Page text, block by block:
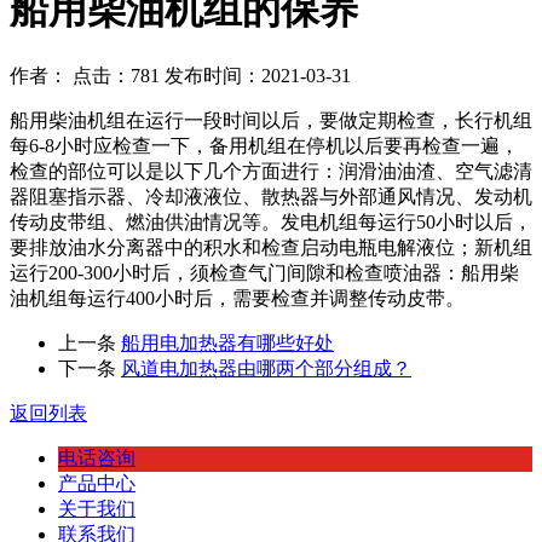
船用柴油机组的保养
作者： 点击：781 发布时间：2021-03-31
船用柴油机组在运行一段时间以后，要做定期检查，长行机组
每6-8小时应检查一下，备用机组在停机以后要再检查一遍，
检查的部位可以是以下几个方面进行：润滑油油渣、空气滤清
器阻塞指示器、冷却液液位、散热器与外部通风情况、发动机
传动皮带组、燃油供油情况等。发电机组每运行50小时以后，
要排放油水分离器中的积水和检查启动电瓶电解液位；新机组
运行200-300小时后，须检查气门间隙和检查喷油器：船用柴
油机组每运行400小时后，需要检查并调整传动皮带。
上一条 船用电加热器有哪些好处
下一条 风道电加热器由哪两个部分组成？
返回列表
电话咨询
产品中心
关于我们
联系我们